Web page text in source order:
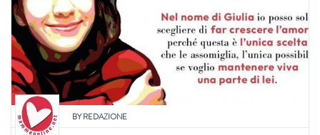
BYREDAZIONE